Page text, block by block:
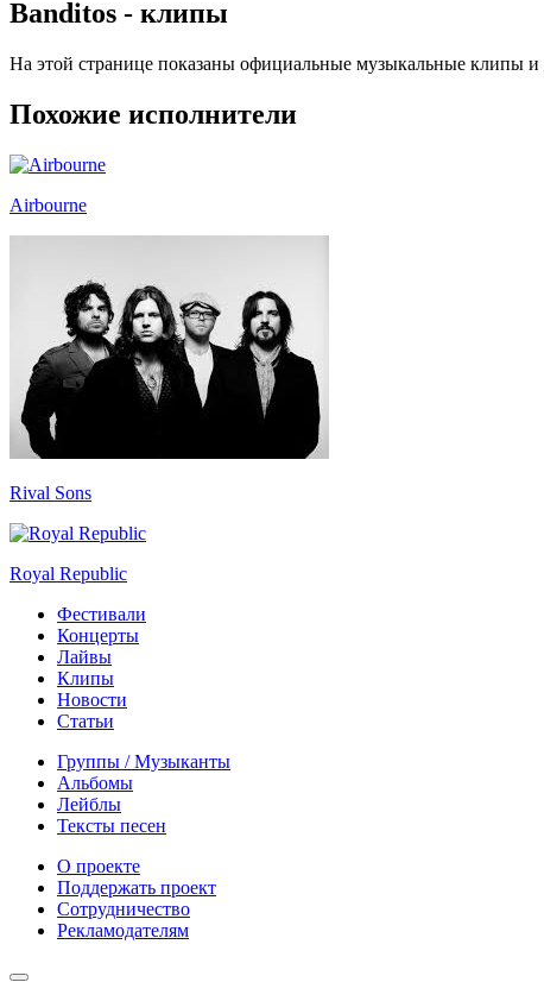
Banditos - клипы
На этой странице показаны официальные музыкальные клипы
Похожие исполнители
Airbourne
Rival Sons
Royal Republic
Фестивали
Концерты
Лайвы
Клипы
Новости
Статьи
Группы / Музыканты
Альбомы
Лейблы
Тексты песен
О проекте
Поддержать проект
Сотрудничество
Рекламодателям